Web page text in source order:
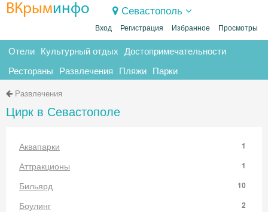
ВКрыминфо Севастополь
Вход Регистрация Избранное Просмотры
Отели Культурный отдых Достопримечательности
Рестораны Развлечения Пляжи Парки
Развлечения
Цирк в Севастополе
Аквапарки 1
Аттракционы 1
Бильярд 10
Боулинг 2